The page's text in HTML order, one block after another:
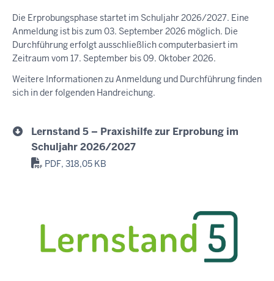
Die Erprobungsphase startet im Schuljahr 2026/2027. Eine
Anmeldung ist bis zum 03. September 2026 möglich. Die
Durchführung erfolgt ausschließlich computerbasiert im
Zeitraum vom 17. September bis 09. Oktober 2026.
Weitere Informationen zu Anmeldung und Durchführung finden
sich in der folgenden Handreichung.
Lernstand 5 – Praxishilfe zur Erprobung im
Schuljahr 2026/2027
PDF, 318,05 KB